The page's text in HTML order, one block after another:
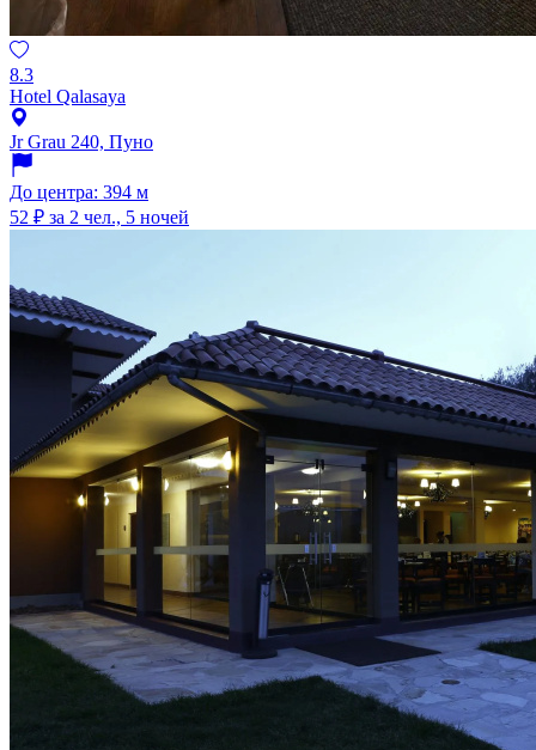
8.3
Hotel Qalasaya
Jr Grau 240, Пуно
До центра: 394 м
52 ₽ за 2 чел., 5 ночей